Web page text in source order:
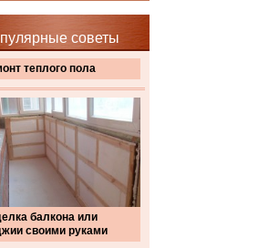
советы
теплого пола
балкона или
своими руками